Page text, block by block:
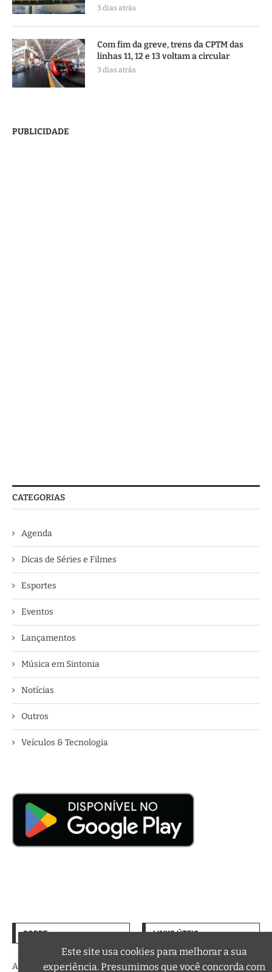
3 dias atrás
Com fim da greve, trens da CPTM das
linhas 11, 12 e 13 voltam a circular
3 dias atrás
PUBLICIDADE
CATEGORIAS
Agenda
Dicas de Séries e Filmes
Esportes
Eventos
Lançamentos
Música em Sintonia
Notícias
Outros
Veículos & Tecnologia
SOBRE
A trilha sonora da sua vida
LINKS ÚTEIS
Termos de Uso
Política de Privacidade
Este site usa cookies para melhorar a sua
experiência. Presumimos que você concorda com